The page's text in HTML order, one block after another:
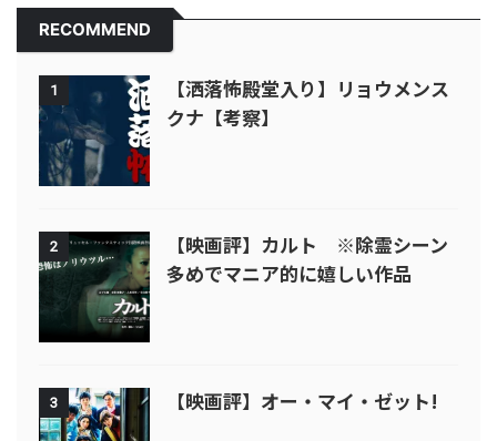
RECOMMEND
1
【洒落怖殿堂入り】リョウメンス
クナ【考察】
2
【映画評】カルト ※除霊シーン
多めでマニア的に嬉しい作品
3 【映画評】オー・マイ・ゼット!